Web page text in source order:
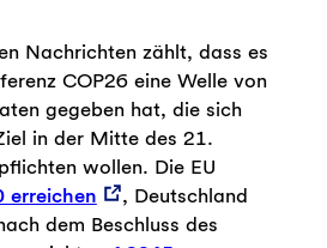
Nachrichten zählt, dass es
COP26 eine Welle von
gegeben hat, die sich
in der Mitte des 21.
wollen. Die EU
erreichen
, Deutschland
dem Beschluss des